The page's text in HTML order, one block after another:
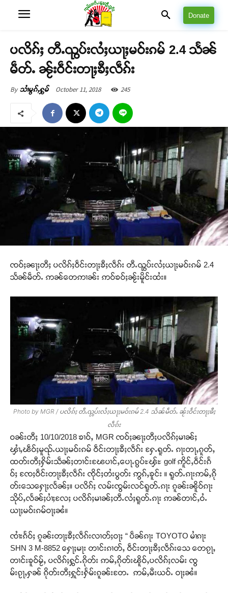
Donate
ပလိၵ်ႈ တီႉၺွပ်းလႆႈယႃႈမဝ်းၵမ် 2.4 သႅၼ်
မဵတ်ႉ ၼႂ်းဝဵင်းတႃႈၶီႈလဵၵ်း
By သၢႆမွၵ်ႇႁွမ် October 11, 2018 245
ၸဝ်ႈၼႃႈတီႈ ပလိၵ်ႈဝဵင်းတႃႈၶီႈလဵၵ်း တီႉၺွပ်းလႆႈယႃႈမဝ်းၵမ် 2.4
သႅၼ်မဵတ်ႉ ဢၼ်တေဢၢၼ်း ဢဝ်ၶဝ်ႈၼႂ်းမိူင်းထႆး။
Photo by MGR / ပလိၵ်ႈ တီႉၺွပ်းလႆႈယႃႈမဝ်းၵမ် 2.4 သႅၼ်မဵတ်ႉ ၼႂ်းဝဵင်းတႃႈၶီႈ
လဵၵ်း
ဝၼ်းတီႈ 10/10/2018 ၶၢဝ်ႇ MGR ၸဝ်ႈၼႃႈတီႈပလိၵ်ႈမၢၼ်ႈ
ၾၢႆႇၽဵဝ်ႈမူၺ်ႉယႃႈမဝ်းၵမ် ဝဵင်းတႃႈၶီႈလဵၵ်း ႁႄႉရူတ်ႉ ၵႃးတႃႇၵူတ်ႇ
ထတ်းတီႈႁိမ်းသဵၼ်ႈတၢင်းၽႄပၢင်ႇပေႃႉၵွပ်ႊၾ်ႊ golf ဢိူင်ႇဝဵင်းၵႅ
ဝ်ႈ ၸႄႈဝဵင်းတႃႈၶီႈလဵၵ်း ၸိုင်ႈတႆးပွတ်း ဢွၵ်ႇၶူင်း ။ ရူတ်ႉၵႃးဢမ်ႇၵို
တ်းသေႁေႃႈလႅၼ်ႈ။ ပလိၵ်ႈ လမ်းၸွမ်းလင်ရူတ်ႉၵႃး ၵူၼ်းၼိူဝ်ၵႃး
သိုပ်ႇလႅၼ်ႈပၢႆႈလႄႈ ပလိၵ်ႈမၢၼ်ႈတီႉလႆႈရူတ်ႉၵႃး ဢၼ်တၢင်ႇဝႆႉ
ယႃႈမဝ်းၵမ်ဝႃႈၼႆ။
ၸၢႆးၵႅဝ်ႈ ၵူၼ်းတႃႈၶီႈလဵၵ်းလၢတ်ႈဝႃႈ “ ပဵၼ်ၵႃး TOYOTO မၢႆၵႃး
SHN 3 M-8852 ႁေႃႈမႃး တၢင်းၵၢတ်ႇ ဝဵင်းတႃႈၶီႈလဵၵ်းသေ တေၵႂႃႇ
တၢင်းၶူဝ်မႂ်ႇ ပလိၵ်ႈႁွင်ႉၵိုတ်း ဢမ်ႇၵိုတ်းၽိူဝ်ႇပလိၵ်ႈလမ်း ၸွ
မ်းၵႂႃႇႁၼ် ၵိုတ်းတီႈႁူင်းႁႅမ်းၵူၼ်းတႄႉ ဢမ်ႇမီးယဝ်ႉ ဝႃႈၼႆ။